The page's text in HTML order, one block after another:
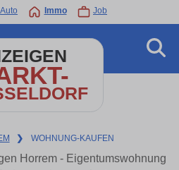
Auto Immo Job
❯ WOHNUNG-KAUFEN
Horrem - Eigentumswohnung